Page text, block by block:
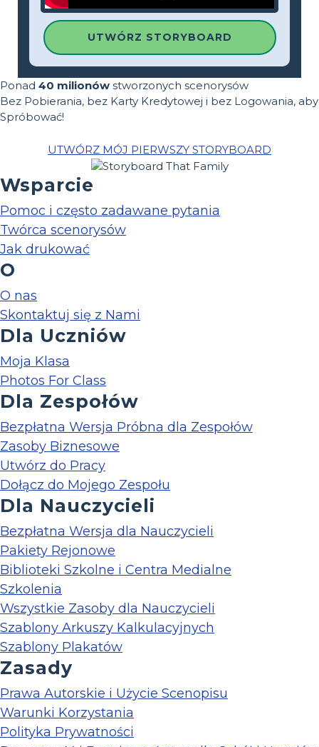
UTWÓRZ STORYBOARD
Ponad 40 milionów stworzonych scenorysów
Bez Pobierania, bez Karty Kredytowej i bez Logowania, aby
Spróbować!
UTWÓRZ MÓJ PIERWSZY STORYBOARD
Wsparcie
Pomoc i często zadawane pytania
Twórca scenorysów
Jak drukować
O
O nas
Skontaktuj się z Nami
Dla Uczniów
Moja Klasa
Photos For Class
Dla Zespołów
Bezpłatna Wersja Próbna dla Zespołów
Zasoby Biznesowe
Utwórz do Pracy
Dołącz do Mojego Zespołu
Dla Nauczycieli
Bezpłatna Wersja dla Nauczycieli
Pakiety Rejonowe
Biblioteki Szkolne i Centra Medialne
Szkolenia
Wszystkie Zasoby dla Nauczycieli
Szablony Arkuszy Kalkulacyjnych
Szablony Plakatów
Zasady
Prawa Autorskie i Użycie Scenopisu
Warunki Korzystania
Polityka Prywatności